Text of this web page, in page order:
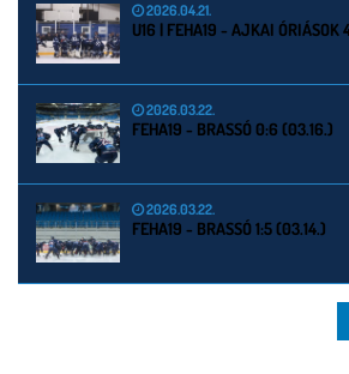
2026.04.21.
U16 | FEHA19 - AJKAI ÓRIÁSOK
2026.03.22.
FEHA19 - BRASSÓ 0:6 (03.16.)
2026.03.22.
FEHA19 - BRASSÓ 1:5 (03.14.)